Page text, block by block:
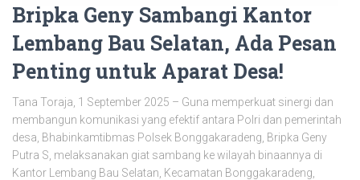
Bripka Geny Sambangi Kantor
Lembang Bau Selatan, Ada Pesan
Penting untuk Aparat Desa!
Tana Toraja, 1 September 2025 – Guna memperkuat sinergi dan
membangun komunikasi yang efektif antara Polri dan pemerintah
desa, Bhabinkamtibmas Polsek Bonggakaradeng, Bripka Geny
Putra S, melaksanakan giat sambang ke wilayah binaannya di
Kantor Lembang Bau Selatan, Kecamatan Bonggakaradeng,